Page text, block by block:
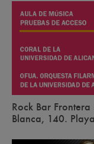
Rock Bar
Blanca, 140.